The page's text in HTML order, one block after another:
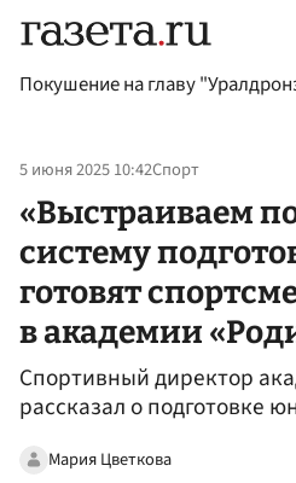
Покушение на главу
5 июня 2025 10:42Спорт
«Выстраиваем
систему
готовят
в академии
Спортивный директор
рассказал о подготовке
Мария Цветкова